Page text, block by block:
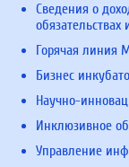
Сведения о
Горячая линия
Бизнес
Научно-
Инклюзивное
Управление